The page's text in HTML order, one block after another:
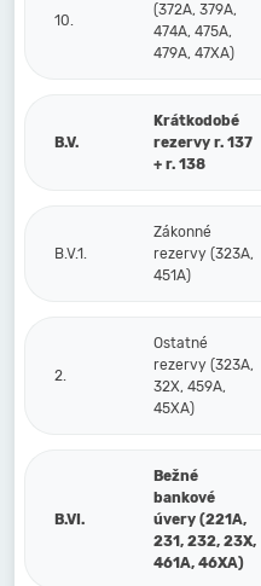
10.
(372A, 379A,
474A, 475A,
479A, 47XA)
B.V.
Krátkodobé
rezervy r. 137
+ r. 138
B.V.1.
Zákonné
rezervy (323A,
451A)
2.
Ostatné
rezervy (323A,
32X, 459A,
45XA)
B.VI.
Bežné
bankové
úvery (221A,
231, 232, 23X,
461A, 46XA)